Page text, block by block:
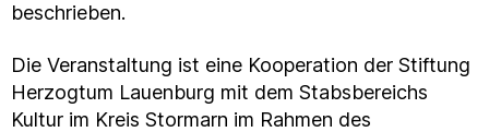
beschrieben.
Die Veranstaltung ist eine Kooperation der Stiftung
Herzogtum Lauenburg mit dem Stabsbereichs
Kultur im Kreis Stormarn im Rahmen des